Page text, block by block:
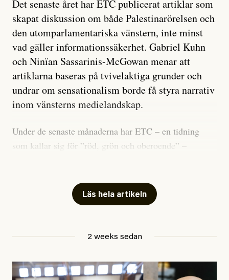
Det senaste året har ETC publicerat artiklar som
skapat diskussion om både Palestinarörelsen och
den utomparlamentariska vänstern, inte minst
vad gäller informationssäkerhet. Gabriel Kuhn
och Ninïan Sassarinis-McGowan menar att
artiklarna baseras på tvivelaktiga grunder och
undrar om sensationalism borde få styra narrativ
inom vänsterns medielandskap.
Under de senaste månaderna har ETC – en tidning
som kallar sig för ”röd, grön och oberoende” –
skriver för? Vad betyder det att vara en ”röd, grön och
oberoende” tidning? Och vad är egentligen bra
utpekas som israelisk infiltratör”. Enligt ingressen
Läs hela artikeln
2 weeks sedan